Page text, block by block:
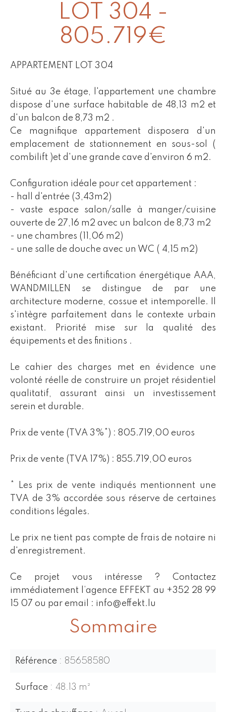
LOT 304 -
805.719€
APPARTEMENT LOT 304
Situé au 3e étage, l'appartement une chambre
dispose d'une surface habitable de 48,13 m2 et
d'un balcon de 8,73 m2 .
Ce magnifique appartement disposera d'un
emplacement de stationnement en sous-sol (
combilift )et d'une grande cave d'environ 6 m2.
Configuration idéale pour cet appartement :
- hall d'entrée (3,43m2)
- vaste espace salon/salle à manger/cuisine
ouverte de 27,16 m2 avec un balcon de 8,73 m2
- une chambres (11,06 m2)
- une salle de douche avec un WC ( 4,15 m2)
Bénéficiant d'une certification énergétique AAA,
WANDMILLEN se distingue de par une
architecture moderne, cossue et intemporelle. Il
s'intègre parfaitement dans le contexte urbain
existant. Priorité mise sur la qualité des
équipements et des finitions .
Le cahier des charges met en évidence une
volonté réelle de construire un projet résidentiel
qualitatif, assurant ainsi un investissement
serein et durable.
Prix de vente (TVA 3%*) : 805.719,00 euros
Prix de vente (TVA 17%) : 855.719,00 euros
* Les prix de vente indiqués mentionnent une
TVA de 3% accordée sous réserve de certaines
conditions légales.
Le prix ne tient pas compte de frais de notaire ni
d'enregistrement.
Ce projet vous intéresse ? Contactez
immédiatement l’agence EFFEKT au +352 28 99
15 07 ou par email : info@effekt.lu
Sommaire
Référence 85658580
Surface 48.13 m²